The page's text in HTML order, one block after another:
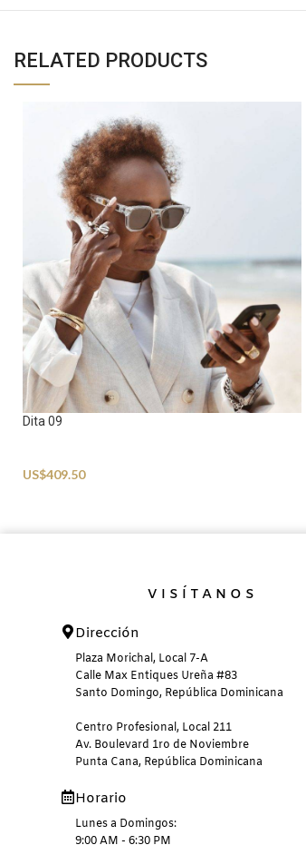
RELATED PRODUCTS
Dita 09
US$409.50
VISÍTANOS
Dirección
Plaza Morichal, Local 7-A
Calle Max Entiques Ureña #83
Santo Domingo, República Dominicana
Centro Profesional, Local 211
Av. Boulevard 1ro de Noviembre
Punta Cana, República Dominicana
Horario
Lunes a Domingos:
9:00 AM - 6:30 PM